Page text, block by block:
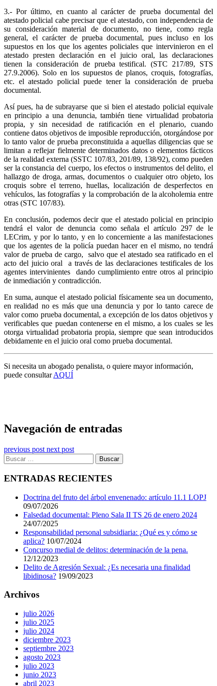
3.- Por último, en cuanto al carácter de prueba documental del
atestado policial cabe precisar que el atestado, con independencia de
su consideración material de documento, no tiene, como regla
general, el carácter de prueba documental, pues incluso en los
supuestos en los que los agentes policiales que intervinieron en el
atestado presten declaración en el juicio oral, las declaraciones
tienen la consideración de prueba testifical. (STC 217/89, STS
27.9.2006). Solo en los supuestos de planos, croquis, fotografías,
etc. el atestado policial puede tener la consideración de prueba
documental.
Así pues, ha de subrayarse que si bien el atestado policial equivale
en principio a una denuncia, también tiene virtualidad probatoria
propia, y sin necesidad de ratificación en el plenario, cuando
contiene datos objetivos de imposible reproducción, otorgándose por
lo tanto valor de prueba preconstituida a aquellas diligencias que se
limitan a reflejar fielmente determinados datos o elementos fácticos
de la realidad externa (SSTC 107/83, 201/89, 138/92), como pueden
ser la constancia del cuerpo, los efectos o instrumentos del delito, el
hallazgo de droga, armas, documentos o cualquier otro objeto, los
croquis sobre el terreno, huellas, localización de desperfectos en
vehículos, las fotografías y la comprobación de la alcoholemia entre
otras (STC 107/83).
En conclusión, podemos decir que el atestado policial en principio
tendrá el valor de denuncia como señala el artículo 297 de le
LECrim, y por lo tanto, y en lo concerniente a las manifestaciones
que los agentes de la policía puedan hacer en el mismo, no tendrá
valor de prueba de cargo, salvo que el atestado sea ratificado en el
acto del juicio oral a través de las declaraciones testificales de los
agentes intervinientes dando cumplimiento entre otros al principio
de inmediación y contradicción.
En suma, aunque el atestado policial físicamente sea un documento,
en realidad no es más que una denuncia y por lo tanto carece de
valor como prueba documental, a excepción de los datos objetivos y
verificables que puedan contenerse en el mismo, a los cuales se les
otorga virtualidad probatoria propia, siempre que sean introducidos
debidamente en el juicio oral como prueba documental.
Si necesita un abogado penalista, o quiere mayor información,
puede consultarAQUÍ
Navegación de entradas
previous post next post
ENTRADAS RECIENTES
Doctrina del fruto del árbol envenenado: artículo 11.1 LOPJ
09/07/2026
Falsedad documental: Pleno Sala II TS 26 de enero 2024
24/07/2025
Responsabilidad personal subsidiaria: ¿Qué es y cómo se
aplica? 10/07/2024
Concurso medial de delitos: determinación de la pena.
12/12/2023
Delito de Agresión Sexual: ¿Es necesaria una finalidad
libidinosa? 19/09/2023
Archivos
julio 2026
julio 2025
julio 2024
diciembre 2023
septiembre 2023
agosto 2023
julio 2023
junio 2023
abril 2023